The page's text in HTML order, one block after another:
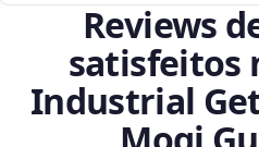
Reviews
satisfeitos
Industrial